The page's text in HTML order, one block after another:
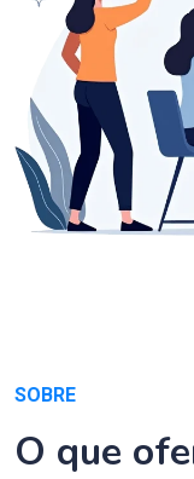
SOBRE
O que